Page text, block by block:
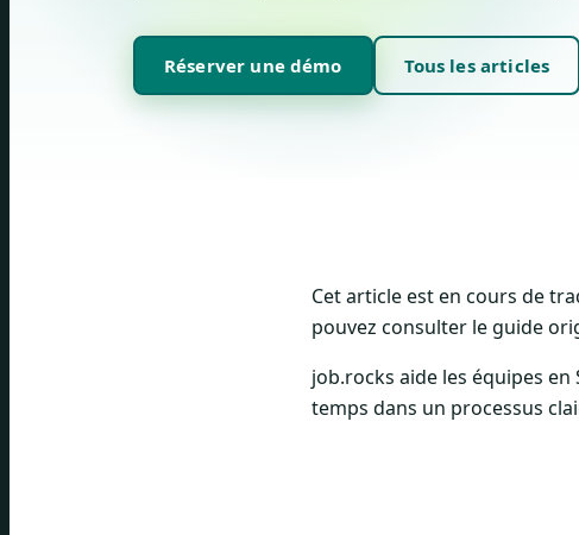
Réserver une démo Tous les articles
Cet article est en cours de
pouvez consulter le guide
job.rocks aide les équipes
temps dans un processus